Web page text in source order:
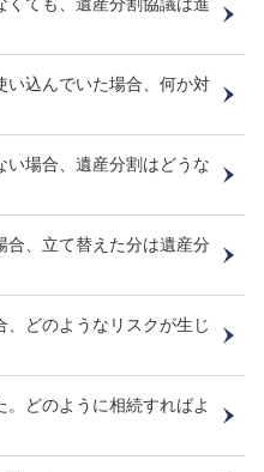
い込んでいた場合、何か対
場合、遺産分割はどうな
合、立て替えた分は遺産分
どのようなリスクが生じ
どのように相続すればよ